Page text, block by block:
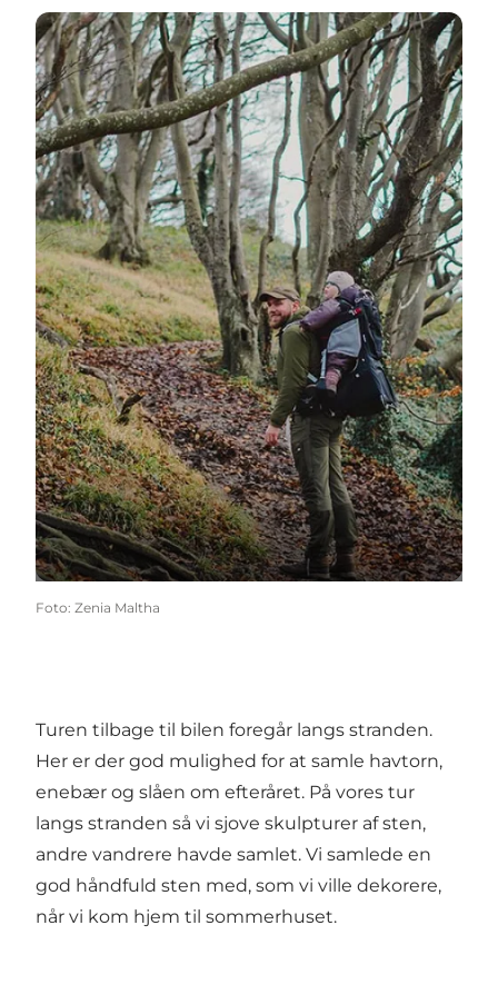
Foto: Zenia Maltha
Turen tilbage til bilen foregår langs stranden.
Her er der god mulighed for at samle havtorn,
enebær og slåen om efteråret. På vores tur
langs stranden så vi sjove skulpturer af sten,
andre vandrere havde samlet. Vi samlede en
god håndfuld sten med, som vi ville dekorere,
når vi kom hjem til sommerhuset.